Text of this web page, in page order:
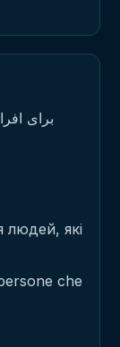
людей, які
che